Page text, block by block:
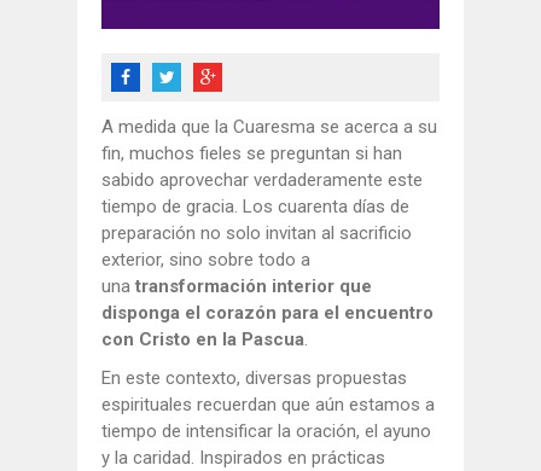
A medida que la Cuaresma se acerca a su
fin, muchos fieles se preguntan si han
sabido aprovechar verdaderamente este
tiempo de gracia. Los cuarenta días de
preparación no solo invitan al sacrificio
exterior, sino sobre todo a
una transformación interior que
disponga el corazón para el encuentro
con Cristo en la Pascua.
En este contexto, diversas propuestas
espirituales recuerdan que aún estamos a
tiempo de intensificar la oración, el ayuno
y la caridad. Inspirados en prácticas